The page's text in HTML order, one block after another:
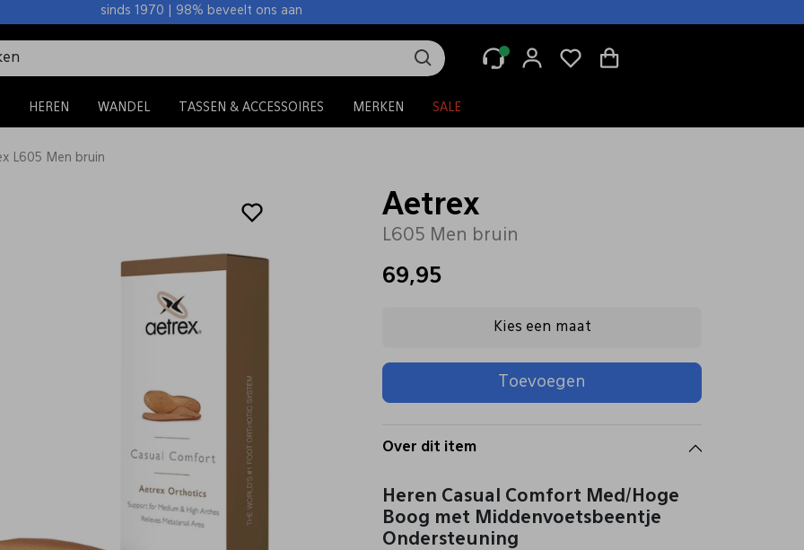
sinds 1970 | 98% beveelt ons aan
HEREN WANDEL TASSEN & ACCESSOIRES MERKEN SALE
L605 Men bruin
Aetrex
L605 Men bruin
69,95
Kies een maat
Toevoegen
Over dit item
Heren Casual Comfort Med/Hoge
Boog met Middenvoetsbeentje
Ondersteuning